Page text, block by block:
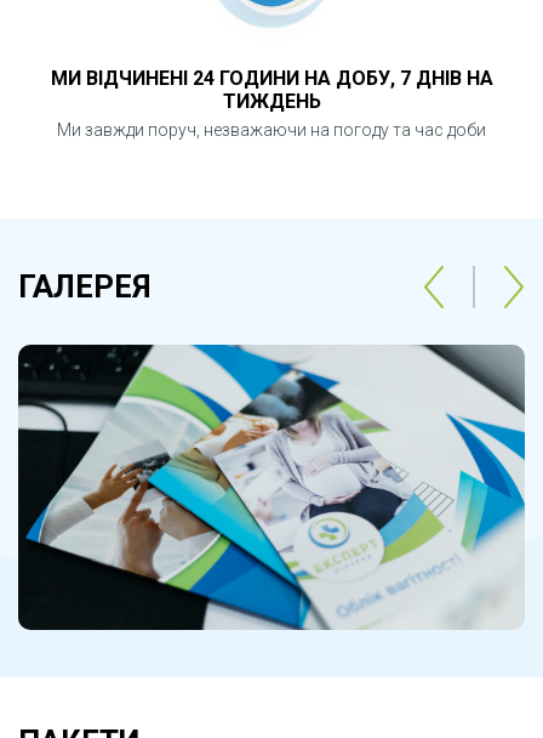
МИ ВІДЧИНЕНІ 24 ГОДИНИ НА ДОБУ, 7 ДНІВ НА
ТИЖДЕНЬ
Ми завжди поруч, незважаючи на погоду та час доби
ГАЛЕРЕЯ